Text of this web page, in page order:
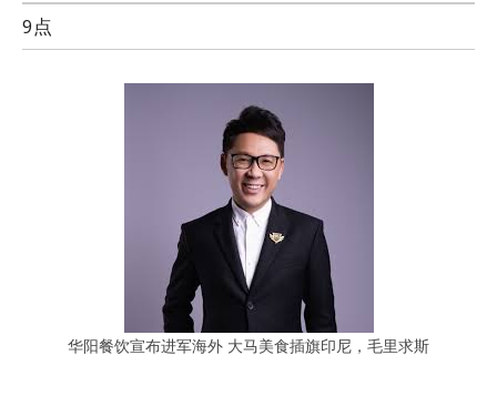
9点
华阳餐饮宣布进军海外 大马美食插旗印尼，毛里求斯